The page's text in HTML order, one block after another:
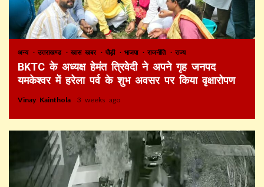
अन्य उत्तराखण्ड खास खबर पौड़ी भाजपा राजनीति राज्य
BKTC के अध्यक्ष हेमंत त्रिवेदी ने अपने गृह जनपद
यमकेश्वर में हरेला पर्व के शुभ अवसर पर किया वृक्षारोपण
Vinay Kainthola 3 weeks ago